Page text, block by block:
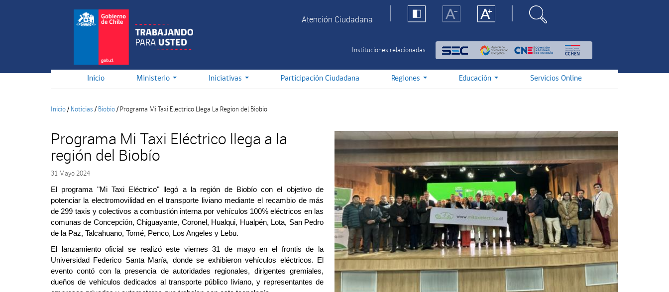
Atención Ciudadana
Instituciones relacionadas
Inicio Ministerio Iniciativas Participación Ciudadana Regiones Educación Servicios Online
Inicio/ Noticias / Biobio/ Programa Mi Taxi Electrico Llega La Region del Biobio
Programa Mi Taxi Eléctrico llega a la
región del Biobío
31 Mayo 2024
El programa "Mi Taxi Eléctrico" llegó a la región de Biobío con el objetivo de
potenciar la electromovilidad en el transporte liviano mediante el recambio de más
de 299 taxis y colectivos a combustión interna por vehículos 100% eléctricos en las
comunas de Concepción, Chiguayante, Coronel, Hualqui, Hualpén, Lota, San Pedro
de la Paz, Talcahuano, Tomé, Penco, Los Angeles y Lebu.
El lanzamiento oficial se realizó este viernes 31 de mayo en el frontis de la
Universidad Federico Santa María, donde se exhibieron vehículos eléctricos. El
evento contó con la presencia de autoridades regionales, dirigentes gremiales,
dueños de vehículos dedicados al transporte público liviano, y representantes de